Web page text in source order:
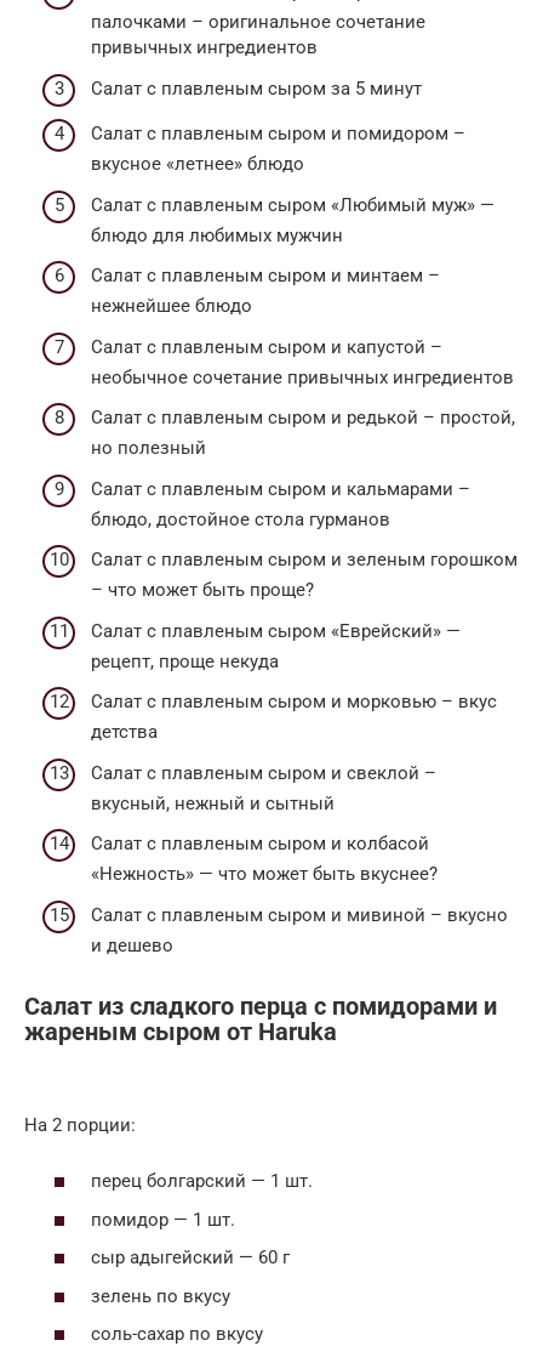
палочками – оригинальное сочетание
привычных ингредиентов
Салат с плавленым сыром за 5 минут
Салат с плавленым сыром и помидором –
вкусное «летнее» блюдо
Салат с плавленым сыром «Любимый муж» —
блюдо для любимых мужчин
Салат с плавленым сыром и минтаем –
нежнейшее блюдо
Салат с плавленым сыром и капустой –
необычное сочетание привычных ингредиентов
Салат с плавленым сыром и редькой – простой,
но полезный
Салат с плавленым сыром и кальмарами –
блюдо, достойное стола гурманов
Салат с плавленым сыром и зеленым горошком
– что может быть проще?
Салат с плавленым сыром «Еврейский» —
рецепт, проще некуда
Салат с плавленым сыром и морковью – вкус
детства
Салат с плавленым сыром и свеклой –
вкусный, нежный и сытный
Салат с плавленым сыром и колбасой
«Нежность» — что может быть вкуснее?
Салат с плавленым сыром и мивиной – вкусно
и дешево
Салат из сладкого перца с помидорами и
жареным сыром от Haruka
На 2 порции:
перец болгарский — 1 шт.
помидор — 1 шт.
сыр адыгейский — 60 г
зелень по вкусу
соль-сахар по вкусу